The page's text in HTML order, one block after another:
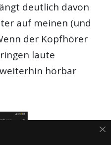
deutlich davon
auf meinen (und
der Kopfhörer
laute
hörbar